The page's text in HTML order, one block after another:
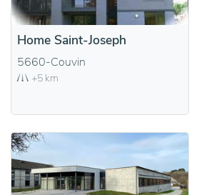
Home Saint-Joseph
5660-Couvin
+5 km